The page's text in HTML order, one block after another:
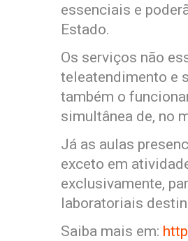
essenciais e
Estado.
Os serviços não
teleatendimento e
também o
simultânea de, no
Já as aulas
exceto em
exclusivamente,
laboratoriais
Saiba mais em: